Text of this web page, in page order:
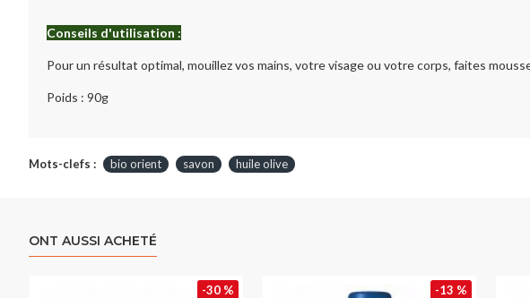
Conseils d'utilisation :
Pour un résultat optimal, mouillez vos mains, votre visage ou votre corps, faites
Poids : 90g
Mots-clefs : bio orient savon huile olive
ONT AUSSI ACHETÉ
-30 % -13 %